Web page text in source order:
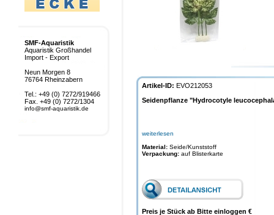
Artikel-ID: EVO212053
Seidenpflanze "Hydrocotyle
weiterlesen
Material: Seide/Kunststoff
Verpackung: auf Blisterkarte
Preis je Stück ab Bitte einloggen €
SMF-Aquaristik
Aquaristik Großhandel
Import - Export
Neun Morgen 8
76764 Rheinzabern
Tel.: +49 (0) 7272/919466
Fax. +49 (0) 7272/1304
info@smf-aquaristik.de